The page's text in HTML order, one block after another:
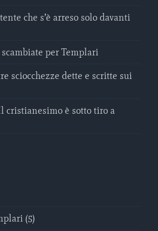
che s’è arreso solo davanti
per Templari
sciocchezze dette e scritte sui
cristianesimo è sotto tiro a
(5)